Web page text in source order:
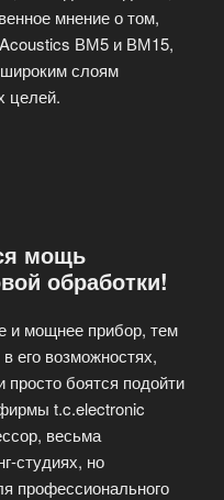
мнение о том,
Acoustics ВМ5 и ВМ15,
слоям
целей.
мощь
обработки!
и мощнее прибор, тем
его возможностях,
просто боятся подойти
t.c.electronic
весьма
студиях, но
профессионального